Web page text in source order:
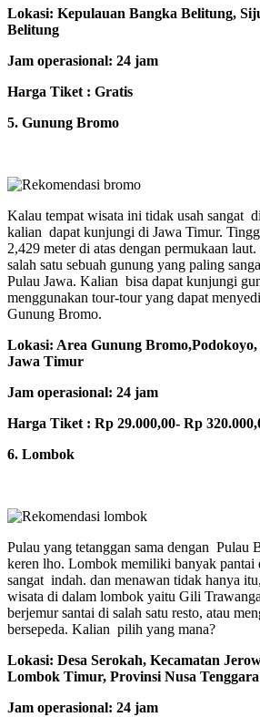
Lokasi: Kepulauan Bangka Belitung,
Belitung
Jam operasional: 24 jam
Harga Tiket : Gratis
5. Gunung Bromo
Kalau tempat wisata ini tidak usah sangat
kalian dapat kunjungi di Jawa Timur.
2,429 meter di atas dengan permukaan
salah satu sebuah gunung yang paling
Pulau Jawa. Kalian bisa dapat kunjungi
menggunakan tour-tour yang dapat
Gunung Bromo.
Lokasi: Area Gunung
Jawa Timur
Jam operasional: 24 jam
Harga Tiket : Rp 29.000,00- Rp
6. Lombok
Pulau yang tetanggan sama dengan Pulau
keren lho. Lombok memiliki banyak pantai
sangat indah. dan menawan tidak hanya
wisata di dalam lombok yaitu Gili
berjemur santai di salah satu resto, atau
bersepeda. Kalian pilih yang mana?
Lokasi: Desa Serokah, Kecamatan
Lombok Timur, Provinsi Nusa
Jam operasional: 24 jam